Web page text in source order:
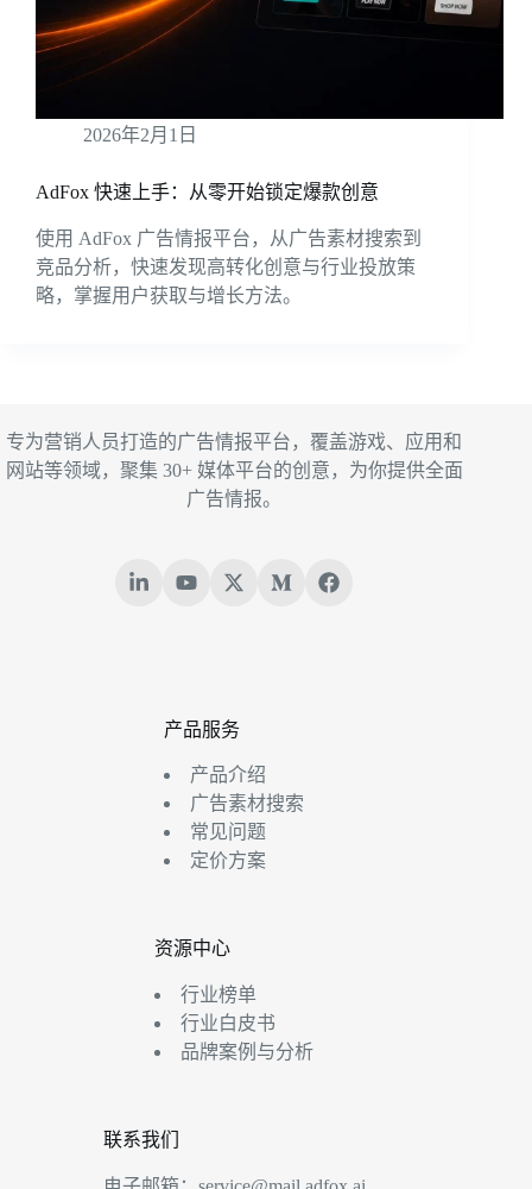
2026年2月1日
AdFox 快速上手：从零开始锁定爆款创意
使用 AdFox 广告情报平台，从广告素材搜索到
竞品分析，快速发现高转化创意与行业投放策
略，掌握用户获取与增长方法。
专为营销人员打造的广告情报平台，覆盖游戏、应用和
网站等领域，聚集 30+ 媒体平台的创意，为你提供全面
广告情报。
产品服务
产品介绍
广告素材搜索
常见问题
定价方案
资源中心
行业榜单
行业白皮书
品牌案例与分析
联系我们